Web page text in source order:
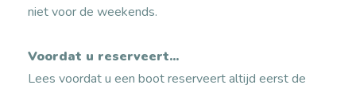
niet voor de weekends.
Voordat u reserveert...
Lees voordat u een boot reserveert altijd eerst de